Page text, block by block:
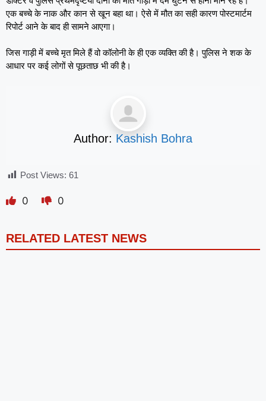
एक बच्चे के नाक और कान से खून बहा था। ऐसे में मौत का सही कारण पोस्टमार्टम
रिपोर्ट आने के बाद ही सामने आएगा।
जिस गाड़ी में बच्चे मृत मिले हैं वो कॉलोनी के ही एक व्यक्ति की है। पुलिस ने शक के
आधार पर कई लोगों से पूछताछ भी की है।
Author: Kashish Bohra
Post Views: 61
0 0
RELATED LATEST NEWS